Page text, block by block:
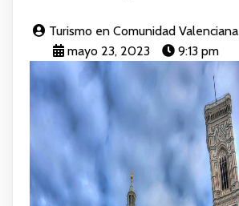
Turismo en Comunidad Valenciana
mayo 23, 2023
9:13 pm